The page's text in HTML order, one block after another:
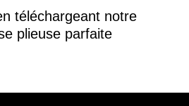
téléchargeant notre
plieuse parfaite